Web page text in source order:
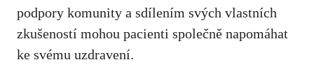
⁤podpory komunity ‌a sdílením ‌svých‌ vlastních​
zkušeností mohou pacienti společně napomáhat
ke svému uzdravení.